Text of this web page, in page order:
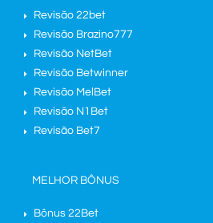
Revisão 22bet
Revisão Brazino777
Revisão NetBet
Revisão Betwinner
Revisão MelBet
Revisão N1Bet
Revisão Bet7
MELHOR BÔNUS
Bônus 22Bet